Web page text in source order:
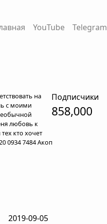
YouTube Telegram
на
с моими
любовь к
кто хочет
0934 7484 Акоп
Подписчики
858,000
2019-09-05